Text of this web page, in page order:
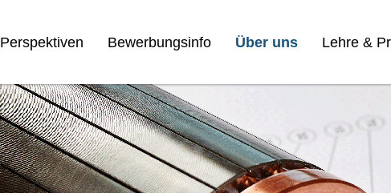
Perspektiven Bewerbungsinfo Über uns Lehre &